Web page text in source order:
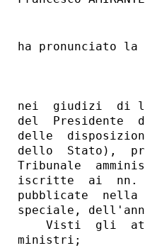
ha pronunciato la
nei  giudizi  di
del  Presidente
delle
dello  Stato),
Tribunale
iscritte  ai  nn.
pubblicate  nella
speciale,
Visti  gli
ministri;